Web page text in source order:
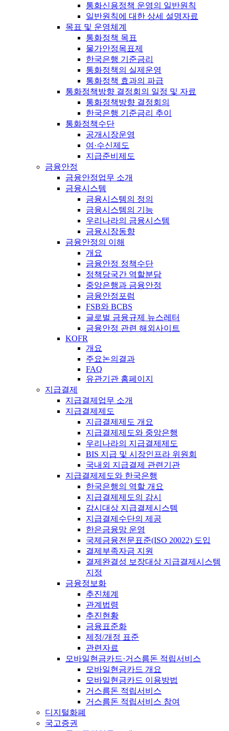
통화신용정책 운영의 일반원칙
일반원칙에 대한 상세 설명자료
목표 및 운영체계
통화정책 목표
물가안정목표제
한국은행 기준금리
통화정책의 실제운영
통화정책 효과의 파급
통화정책방향 결정회의 일정 및 자료
통화정책방향 결정회의
한국은행 기준금리 추이
통화정책수단
공개시장운영
여·수신제도
지급준비제도
금융안정
금융안정업무 소개
금융시스템
금융시스템의 정의
금융시스템의 기능
우리나라의 금융시스템
금융시장동향
금융안정의 이해
개요
금융안정 정책수단
정책당국간 역할분담
중앙은행과 금융안정
금융안정포럼
FSB와 BCBS
글로벌 금융규제 뉴스레터
금융안정 관련 해외사이트
KOFR
개요
주요논의결과
FAQ
유관기관 홈페이지
지급결제
지급결제업무 소개
지급결제제도
지급결제제도 개요
지급결제제도와 중앙은행
우리나라의 지급결제제도
BIS 지급 및 시장인프라 위원회
국내외 지급결제 관련기관
지급결제제도와 한국은행
한국은행의 역할 개요
지급결제제도의 감시
감시대상 지급결제시스템
지급결제수단의 제공
한은금융망 운영
국제금융전문표준(ISO 20022) 도입
결제부족자금 지원
결제완결성 보장대상 지급결제시스템
지정
금융정보화
추진체계
관계법령
추진현황
금융표준화
제정/개정 표준
관련자료
모바일현금카드·거스름돈 적립서비스
모바일현금카드 개요
모바일현금카드 이용방법
거스름돈 적립서비스
거스름돈 적립서비스 참여
디지털화폐
국고증권